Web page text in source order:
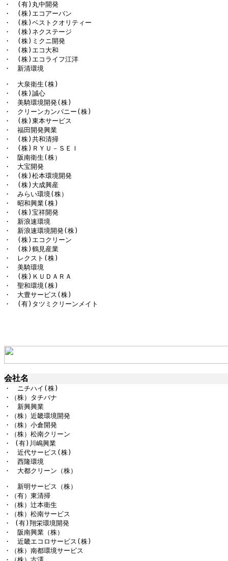
・　(有)丸中開発
・　(株)エコアーバン
・　(株)ベストクオリティー
・　(株)ネクステージ
・　(株)ミクニ開発
・　(株)エコ大和
・　(株)エコライフ江洋
・　新清環境
・　大泉衛生(株)
・　(株)誠心
・　美騎環境開発(株)
・　クリーンカンパニー(株)
・　(株)東本サービス
・　福田開発興業
・　(株)共和清掃
・　(株)ＲＹＵ－ＳＥＩ
・　阪南衛生(株）
・　大宝開発
・　(株)松本環境開発
・　(株)大成興産
・　みらい環境(株）
・　昭和興業(株)
・　(株)宝祥開発
・　新浪速環境
・　新浪速環境開発(株)
・　(株)エコクリーン
・　(株)鶴見産業
・　レクスト(株)
・　美騎環境
・　(株)ＫＵＤＡＲＡ
・　聖和環境(株)
・　大豊サービス(株)
・　(有)タツミクリーンメイト
会社名
・　ニチハイ(株)
・（株）タチバナ
・　新興興業
・（株）近畿環境開発
・（株）小倉開発
・（株）松南クリーン
・ (有)川嶋興業
・　近代サービス(株)
・　西隆環境
・　大都クリーン（株）
・　新明サービス（株）
・（有）東清掃
・（株）辻本衛生
・（株）松南サービス
・ (有)翔栄環境開発
・　阪南興業（株）
・　近畿エコロサービス(株)
・（株）南都環境サービス